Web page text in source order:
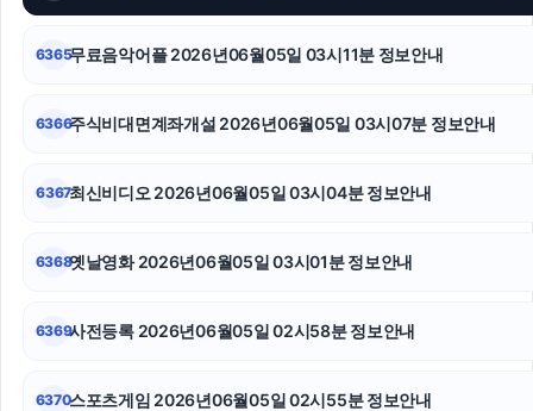
부산흥신소
대전이혼전문변호사
하수구막힘
6365무료음악어플 2026년06월05일 03시11분 정보안내
6366주식비대면계좌개설 2026년06월05일 03시07분 정보안내
6367최신비디오 2026년06월05일 03시04분 정보안내
6368옛날영화 2026년06월05일 03시01분 정보안내
6369사전등록 2026년06월05일 02시58분 정보안내
6370스포츠게임 2026년06월05일 02시55분 정보안내